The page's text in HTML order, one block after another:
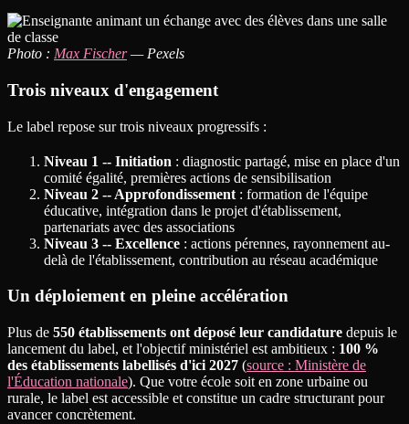
Photo : Max Fischer— Pexels
Trois niveaux d'engagement
Le label repose sur trois niveaux progressifs :
Niveau 1 -- Initiation : diagnostic partagé, mise en place d'un
comité égalité, premières actions de sensibilisation
Niveau 2 -- Approfondissement : formation de l'équipe
éducative, intégration dans le projet d'établissement,
partenariats avec des associations
Niveau 3 -- Excellence : actions pérennes, rayonnement au-
delà de l'établissement, contribution au réseau académique
Un déploiement en pleine accélération
Plus de 550 établissements ont déposé leur candidature depuis le
lancement du label, et l'objectif ministériel est ambitieux : 100 %
des établissements labellisés d'ici 2027 (source : Ministère de
l'Éducation nationale). Que votre école soit en zone urbaine ou
rurale, le label est accessible et constitue un cadre structurant pour
avancer concrètement.